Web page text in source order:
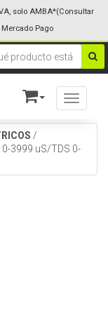
Toggle
solo AMBA*(Consultar
Pago
/
3999 uS/TDS 0-